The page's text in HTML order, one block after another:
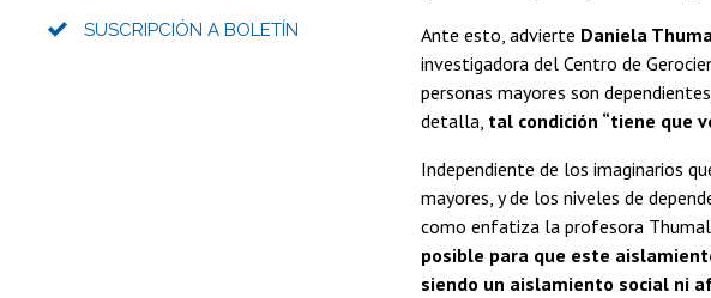
Ante esto, advierte Daniela
investigadora del Centro de
personas mayores son
detalla, tal condición “tiene que
Independiente de los imaginarios
mayores, y de los niveles de
como enfatiza la profesora
posible para que este
siendo un aislamiento social ni
SUSCRIPCIÓN A BOLETÍN